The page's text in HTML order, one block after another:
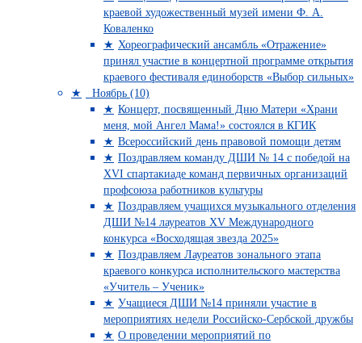
краевой художественный музей имени Ф. А.
Коваленко
Хореографический ансамбль «Отражение»
принял участие в концертной программе открытия
краевого фестиваля единоборств «Выбор сильных»
Ноябрь (10)
Концерт, посвященный Дню Матери «Храни
меня, мой Ангел Мама!» состоялся в КГИК
Всероссийский день правовой помощи детям
Поздравляем команду ДШИ № 14 с победой на
XVI спартакиаде команд первичных организаций
профсоюза работников культуры
Поздравляем учащихся музыкального отделения
ДШИ №14 лауреатов XV Международного
конкурса «Восходящая звезда 2025»
Поздравляем Лауреатов зонального этапа
краевого конкурса исполнительского мастерства
«Учитель – Ученик»
Учащиеся ДШИ №14 приняли участие в
мероприятиях недели Российско-Сербской дружбы
О проведении мероприятий по